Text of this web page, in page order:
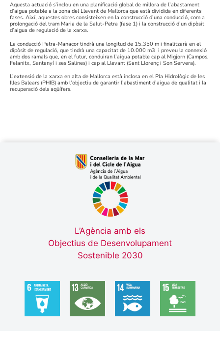
Aquesta actuació s’inclou en una planificació global de millora de l’abastament
d’aigua potable a la zona del Llevant de Mallorca que està dividida en diferents
fases. Així, aquestes obres consisteixen en la construcció d’una conducció, com a
prolongació del tram Maria de la Salut-Petra (fase 1) i la construcció d’un dipòsit
d’aigua de regulació de la xarxa.
La conducció Petra-Manacor tindrà una longitud de 15.350 m i finalitzarà en el
dipòsit de regulació, que tindrà una capacitat de 10.000 m3 i preveu la connexió
amb dos ramals que, en el futur, conduiran l’aigua potable cap al Migjorn (Campos,
Felanitx, Santanyí i ses Salines) i cap al Llevant (Sant Llorenç i Son Servera).
L’extensió de la xarxa en alta de Mallorca està inclosa en el Pla Hidrològic de les
Illes Balears (PHIB) amb l’objectiu de garantir l’abastiment d’aigua de qualitat i la
recuperació dels aqüífers.
L’Agència amb els
Objectius de Desenvolupament
Sostenible 2030